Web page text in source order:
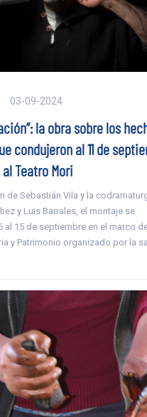
03-09-2024
la obra sobre los
condujeron al 11 de
Teatro Mori
de Sebastián Vila y la
y Luis Barrales, el montaje se
al 15 de septiembre en el marco
y Patrimonio organizado por la